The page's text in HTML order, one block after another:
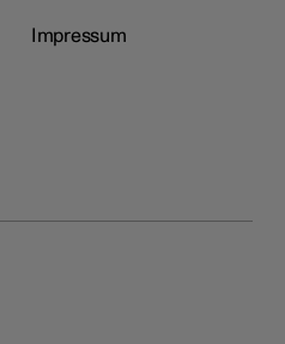
Impressum